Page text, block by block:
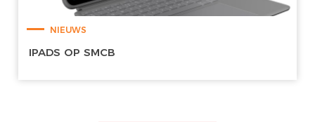
NIEUWS
IPADS OP SMCB